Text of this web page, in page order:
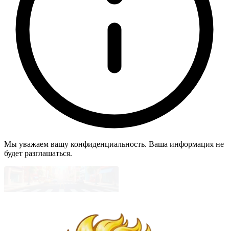
Мы уважаем вашу конфиденциальность. Ваша информация не
будет разглашаться.